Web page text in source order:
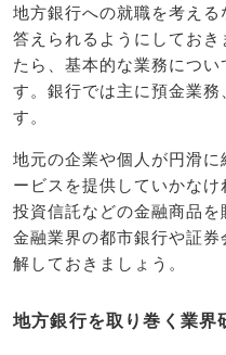
地方銀行への就職を考え
答えられるようにしてお
たら、基本的な業務につ
す。銀行では主に預金業
す。
地元の企業や個人が円滑
ービスを提供していかな
投資信託などの金融商品
金融業界の都市銀行や証
解しておきましょう。
地方銀行を取り巻く業界